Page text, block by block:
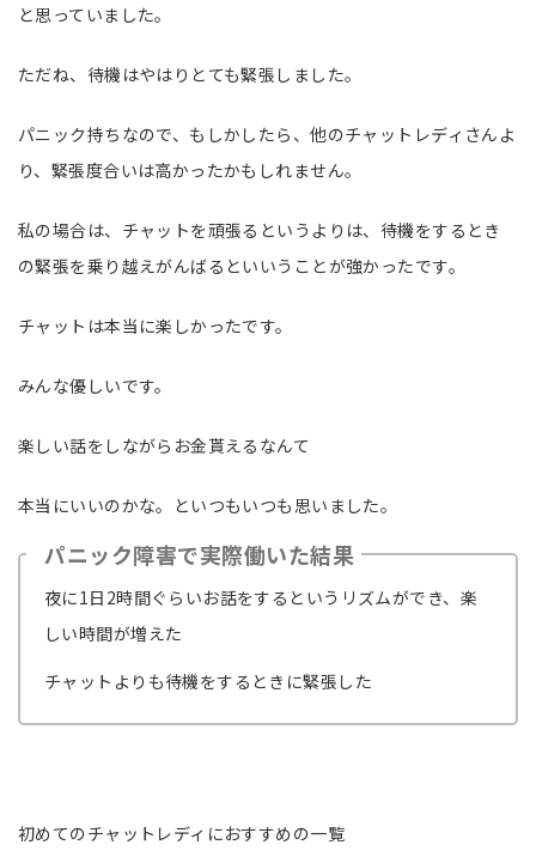
と思っていました。
ただね、待機はやはりとても緊張しました。
パニック持ちなので、もしかしたら、他のチャットレディさんよ
り、緊張度合いは高かったかもしれません。
私の場合は、チャットを頑張るというよりは、待機をするとき
の緊張を乗り越えがんばるといいうことが強かったです。
チャットは本当に楽しかったです。
みんな優しいです。
楽しい話をしながらお金貰えるなんて
本当にいいのかな。といつもいつも思いました。
パニック障害で実際働いた結果
夜に1日2時間ぐらいお話をするというリズムができ、楽
しい時間が増えた
チャットよりも待機をするときに緊張した
初めてのチャットレディにおすすめの一覧